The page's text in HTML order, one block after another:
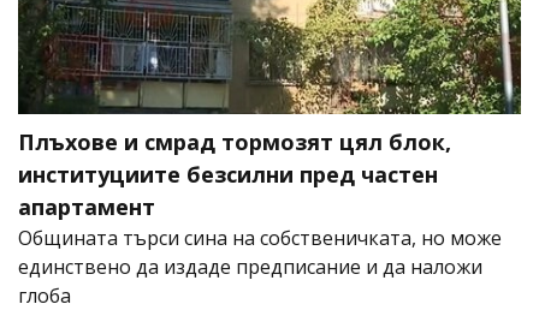
Плъхове и смрад тормозят цял блок,
институциите безсилни пред частен
апартамент
Общината търси сина на собственичката, но може
единствено да издаде предписание и да наложи
глоба